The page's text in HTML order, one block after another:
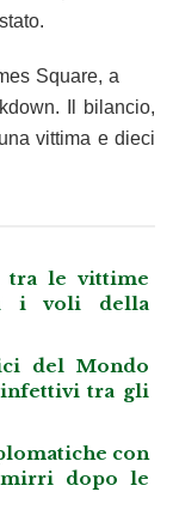
Square, a
Il bilancio,
vittima e dieci
tra le vittime
i voli della
del Mondo
infettivi tra gli
con
dopo le